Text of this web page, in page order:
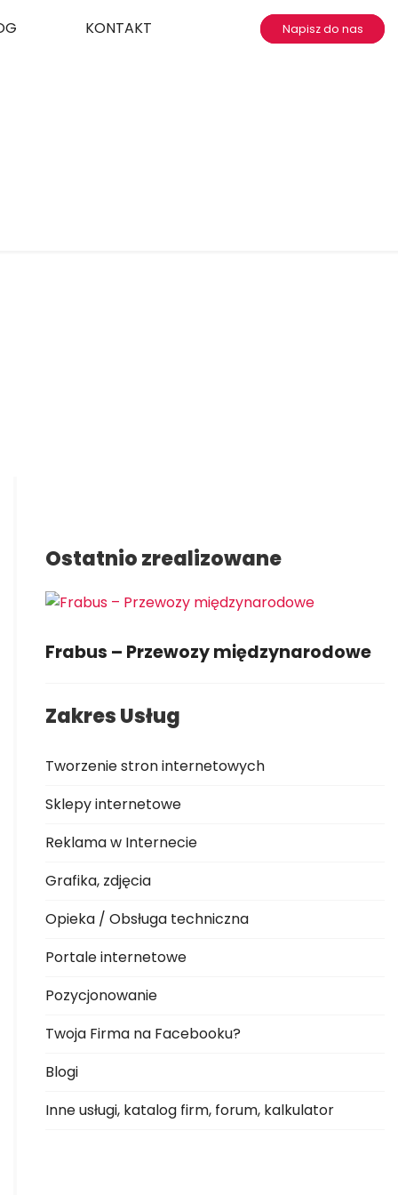
KONTAKT Napisz do nas
Ostatnio zrealizowane
Frabus – Przewozy międzynarodowe
Zakres Usług
Tworzenie stron internetowych
Sklepy internetowe
Reklama w Internecie
Grafika, zdjęcia
Opieka / Obsługa techniczna
Portale internetowe
Pozycjonowanie
Twoja Firma na Facebooku?
Blogi
Inne usługi, katalog firm, forum, kalkulator